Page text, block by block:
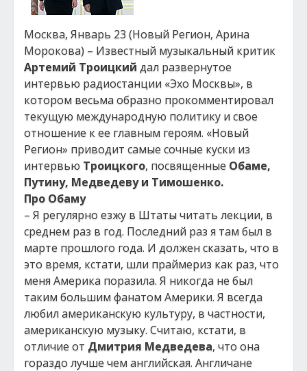
Москва, Январь 23 (Новый Регион, Арина
Морокова) – Известный музыкальный критик
Артемий Троицкий дал развернутое
интервью радиостанции «Эхо Москвы», в
котором весьма образно прокомментировал
текущую международную политику и свое
отношение к ее главным героям. «Новый
Регион» приводит самые сочные куски из
интервью Троицкого, посвященные Обаме,
Путину, Медведеву и Тимошенко.
Про Обаму
– Я регулярно езжу в Штаты читать лекции, в
среднем раз в год. Последний раз я там был в
марте прошлого года. И должен сказать, что в
это время, кстати, шли праймериз как раз, что
меня Америка поразила. Я никогда не был
таким большим фанатом Америки. Я всегда
любил американскую культуру, в частности,
американскую музыку. Считаю, кстати, в
отличие от Дмитрия Медведева, что она
гораздо лучше чем английская. Англичане